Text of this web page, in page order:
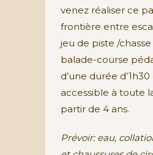
venez réaliser ce
frontière entre
jeu de piste /
balade-course
d’une durée
accessible à toute
partir de 4 ans.
Prévoir: eau,